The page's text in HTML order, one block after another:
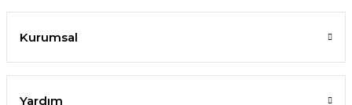
Kurumsal
Yardım